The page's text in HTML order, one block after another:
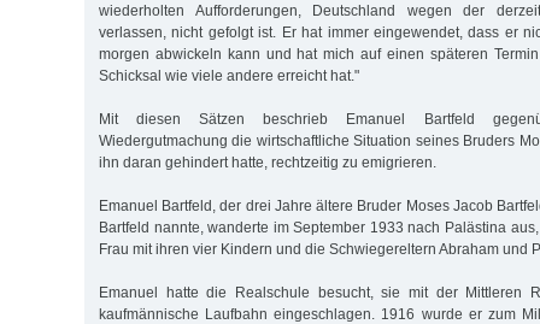
wiederholten Aufforderungen, Deutschland wegen der
verlassen, nicht gefolgt ist. Er hat immer eingewendet, dass er
morgen abwickeln kann und hat mich auf einen späteren
Schicksal wie viele andere erreicht hat."
Mit diesen Sätzen beschrieb Emanuel Bartfeld
Wiedergutmachung die wirtschaftliche Situation seines Bruders
ihn daran gehindert hatte, rechtzeitig zu emigrieren.
Emanuel Bartfeld, der drei Jahre ältere Bruder Moses Jacob
Bartfeld nannte, wanderte im September 1933 nach Palästina
Frau mit ihren vier Kindern und die Schwiegereltern Abraham und
Emanuel hatte die Realschule besucht, sie mit der Mittleren
kaufmännische Laufbahn eingeschlagen. 1916 wurde er zum